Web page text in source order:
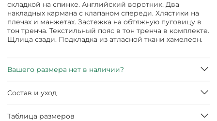
складкой на спинке. Английский воротник. Два
накладных кармана с клапаном спереди. Хлястики на
плечах и манжетах. Застежка на обтяжную пуговицу в
тон тренча. Текстильный пояс в тон тренча в комплекте.
Щлица сзади. Подкладка из атласной ткани хамелеон.
Вашего размера нет в наличии?
Состав и уход
Таблица размеров